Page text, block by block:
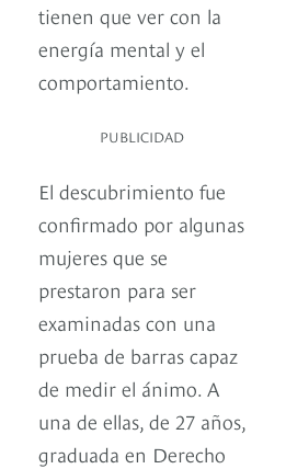
tienen que ver con la
energía mental y el
comportamiento.
PUBLICIDAD
El descubrimiento fue
confirmado por algunas
mujeres que se
prestaron para ser
examinadas con una
prueba de barras capaz
de medir el ánimo. A
una de ellas, de 27 años,
graduada en Derecho